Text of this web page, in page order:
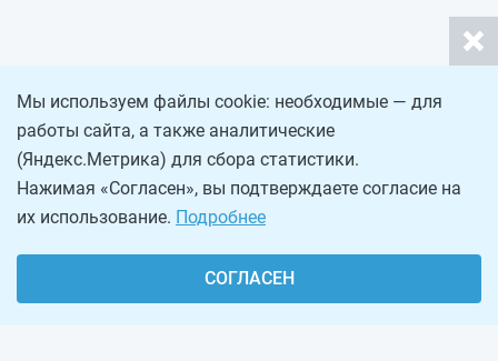
Мы используем файлы cookie: необходимые — для
работы сайта, а также аналитические
(Яндекс.Метрика) для сбора статистики.
Нажимая «Согласен», вы подтверждаете согласие на
их использование. Подробнее
СОГЛАСЕН